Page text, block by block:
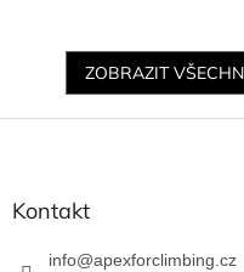
ZOBRAZIT
Z
Kontakt
info@apexforclimbing.cz